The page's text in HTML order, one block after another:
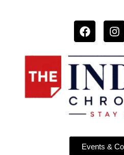
Events &